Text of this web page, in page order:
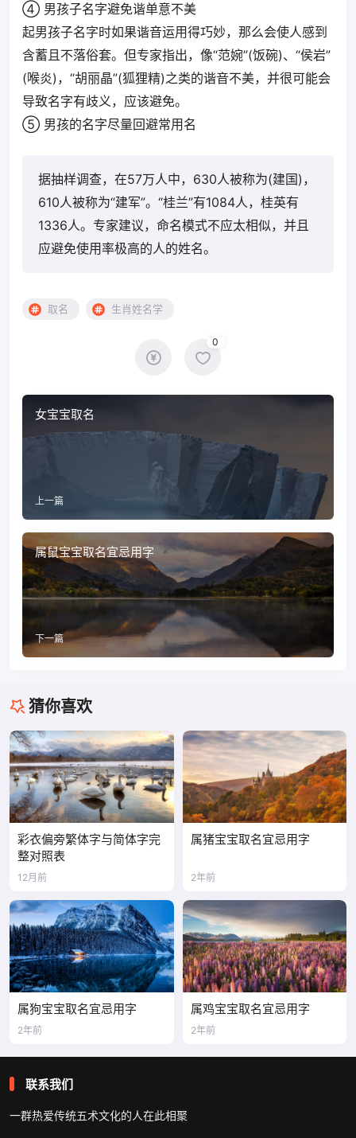
④ 男孩子名字避免谐单意不美
起男孩子名字时如果谐音运用得巧妙，那么会使人感到
含蓄且不落俗套。但专家指出，像“范婉”(饭碗)、“侯岩”
(喉炎)，“胡丽晶”(狐狸精)之类的谐音不美，并很可能会
导致名字有歧义，应该避免。
⑤ 男孩的名字尽量回避常用名
据抽样调查，在57万人中，630人被称为(建国)，
610人被称为“建军”。“桂兰”有1084人，桂英有
1336人。专家建议，命名模式不应太相似，并且
应避免使用率极高的人的姓名。
取名 生肖姓名学
0
女宝宝取名
上一篇
属鼠宝宝取名宜忌用字
下一篇
猜你喜欢
彩衣偏旁繁体字与简体字完
整对照表
12月前
属猪宝宝取名宜忌用字
2年前
属狗宝宝取名宜忌用字
2年前
属鸡宝宝取名宜忌用字
2年前
联系我们
一群热爱传统五术文化的人在此相聚